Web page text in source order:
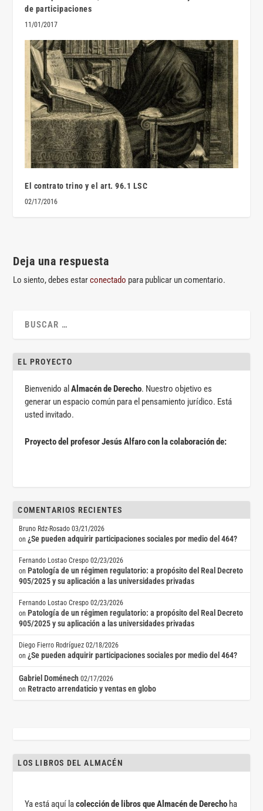
de participaciones
11/01/2017
El contrato trino y el art. 96.1 LSC
02/17/2016
Deja una respuesta
Lo siento, debes estarconectado para publicar un comentario.
EL PROYECTO
Bienvenido alAlmacén de Derecho. Nuestro objetivo es
generar un espacio común para el pensamiento jurídico. Está
usted invitado.
Proyecto del profesor Jesús Alfaro con la colaboración de:
COMENTARIOS RECIENTES
Bruno Rdz-Rosado 03/21/2026
on¿Se pueden adquirir participaciones sociales por medio del 464?
Fernando Lostao Crespo 02/23/2026
on Patología de un régimen regulatorio: a propósito del Real Decreto
905/2025 y su aplicación a las universidades privadas
Fernando Lostao Crespo 02/23/2026
on Patología de un régimen regulatorio: a propósito del Real Decreto
905/2025 y su aplicación a las universidades privadas
Diego Fierro Rodríguez 02/18/2026
on¿Se pueden adquirir participaciones sociales por medio del 464?
Gabriel Doménech 02/17/2026
on Retracto arrendaticio y ventas en globo
LOS LIBROS DEL ALMACÉN
Ya está aquí lacolección de libros que Almacén de Derecho ha